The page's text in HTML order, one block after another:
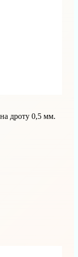
дроту 0,5 мм.